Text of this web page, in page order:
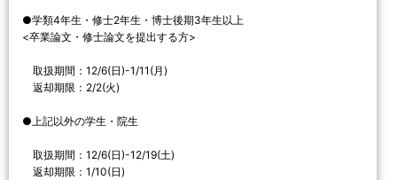
●学類4年生・修士2年生・博士後期3年生以上
<卒業論文・修士論文を提出する方>
取扱期間：12/6(日)-1/11(月)
返却期限：2/2(火)
●上記以外の学生・院生
取扱期間：12/6(日)-12/19(土)
返却期限：1/10(日)